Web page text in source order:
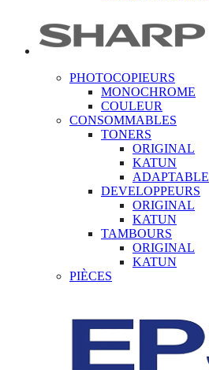
PHOTOCOPIEURS
MONOCHROME
COULEUR
CONSOMMABLES
TONERS
ORIGINAL
KATUN
ADAPTABLE
DEVELOPPEURS
ORIGINAL
KATUN
TAMBOURS
ORIGINAL
KATUN
PIÈCES